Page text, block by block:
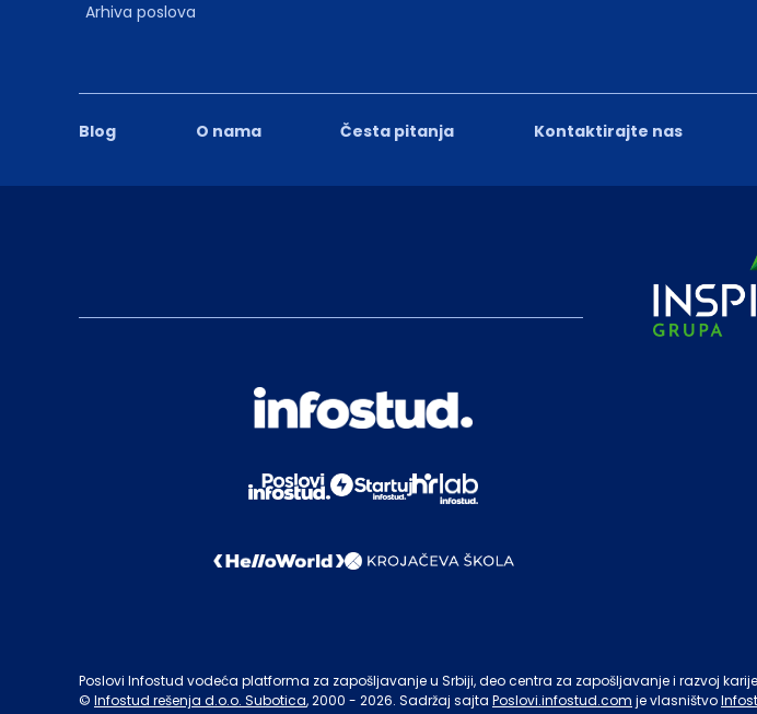
Blog O nama Česta pitanja Kontaktirajte nas
Arhiva poslova
Poslovi Infostud vodeća platforma za zapošljavanje u Srbiji, deo centra za zapošljavanje i razvoj
© Infostud rešenja d.o.o. Subotica, 2000 - 2026. Sadržaj sajta Poslovi.infostud.com je vlasništvo